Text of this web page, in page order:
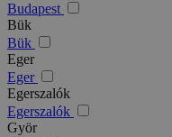
Budapest
Bük
Bük
Eger
Eger
Egerszalók
Egerszalók
Györ